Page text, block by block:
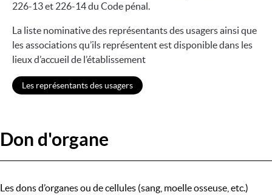
226-13 et 226-14 du Code pénal.
La liste nominative des représentants des usagers ainsi que
les associations qu’ils représentent est disponible dans les
lieux d’accueil de l’établissement
Les représentants des usagers
Don d'organe
Les dons d’organes ou de cellules (sang, moelle osseuse, etc.)